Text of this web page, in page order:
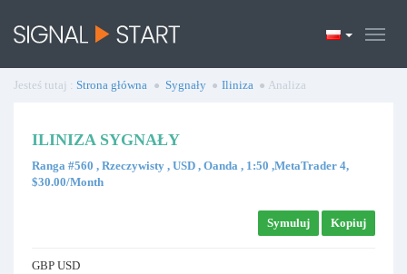
Jesteś tutaj : Strona główna Sygnały Iliniza Analiza
ILINIZA SYGNAŁY
Ranga #560 , Rzeczywisty , USD , Oanda , 1:50 ,MetaTrader 4,
$30.00/Month
Symuluj Kopiuj
GBP USD